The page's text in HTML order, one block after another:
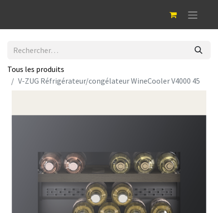
Tous les produits
V-ZUG Réfrigérateur/congélateur WineCooler V4000 45